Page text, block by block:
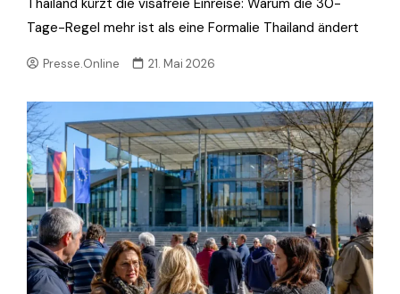
Thailand kürzt die visafreie Einreise: Warum die 30-
Tage-Regel mehr ist als eine Formalie Thailand ändert
Presse.Online 21. Mai 2026